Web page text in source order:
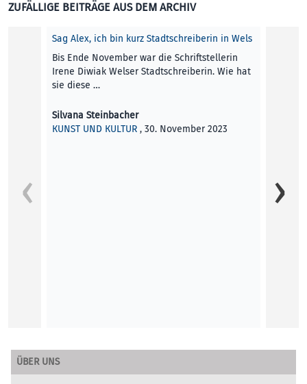
Wir beginnen das Editorial 37 mit zwei
Maschinen. Zum Cover: Die
ZUFÄLLIGE BEITRÄGE AUS DEM ARCHIV
Sag Alex, ich bin kurz Stadtschreiberin in Wels
Bis Ende November war die Schriftstellerin
Irene Diwiak Welser Stadtschreiberin. Wie hat
sie diese …
Silvana Steinbacher
KUNST UND KULTUR , 30. November 2023
ÜBER UNS